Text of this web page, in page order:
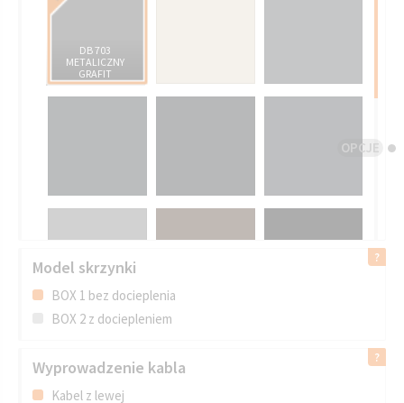
OPCJE
DB 703
METALICZNY
GRAFIT
Model skrzynki
BOX 1 bez docieplenia
BOX 2 z dociepleniem
Wyprowadzenie kabla
Kabel z lewej